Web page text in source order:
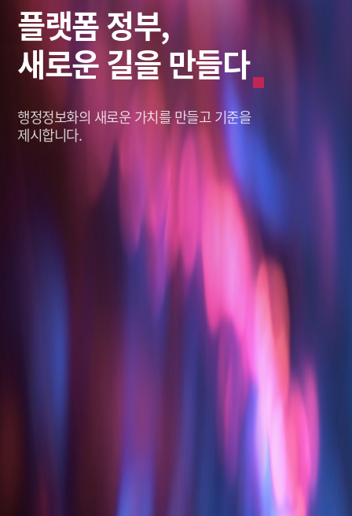
스마트 솔루션,
미래를 바라보다
창조적인 미래,솔리데오가 열어갑니다.
데이터로
그리는 혁신적인 미래
나를 새롭게 세상을 이롭게,Solideo Data.
플랫폼 정부,
새로운 길을 만들다
행정정보화의 새로운 가치를만들고 기준을
제시합니다.
미래를 바라보다
창조적인 미래,솔리데오가 열어갑니다.
그리는 혁신적인 미래
나를 새롭게 세상을 이롭게,Solideo Data.